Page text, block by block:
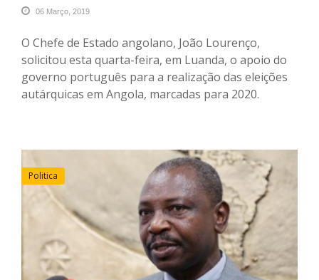
06 Março, 2019
O Chefe de Estado angolano, João Lourenço,
solicitou esta quarta-feira, em Luanda, o apoio do
governo português para a realização das eleições
autárquicas em Angola, marcadas para 2020.
Politica